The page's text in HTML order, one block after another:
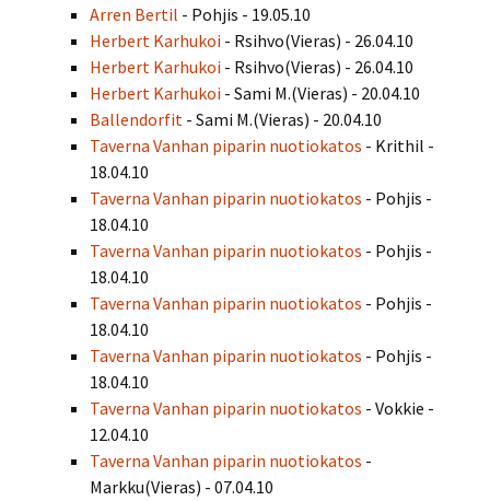
Arren Bertil - Pohjis - 19.05.10
Herbert Karhukoi - Rsihvo(Vieras) - 26.04.10
Herbert Karhukoi - Rsihvo(Vieras) - 26.04.10
Herbert Karhukoi - Sami M.(Vieras) - 20.04.10
Ballendorfit - Sami M.(Vieras) - 20.04.10
Taverna Vanhan piparin nuotiokatos - Krithil -
18.04.10
Taverna Vanhan piparin nuotiokatos - Pohjis -
18.04.10
Taverna Vanhan piparin nuotiokatos - Pohjis -
18.04.10
Taverna Vanhan piparin nuotiokatos - Pohjis -
18.04.10
Taverna Vanhan piparin nuotiokatos - Pohjis -
18.04.10
Taverna Vanhan piparin nuotiokatos - Vokkie -
12.04.10
Taverna Vanhan piparin nuotiokatos -
Markku(Vieras) - 07.04.10